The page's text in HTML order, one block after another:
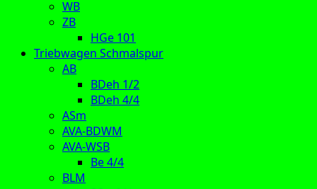
WB
ZB
HGe 101
Triebwagen Schmalspur
AB
BDeh 1/2
BDeh 4/4
ASm
AVA-BDWM
AVA-WSB
Be 4/4
BLM